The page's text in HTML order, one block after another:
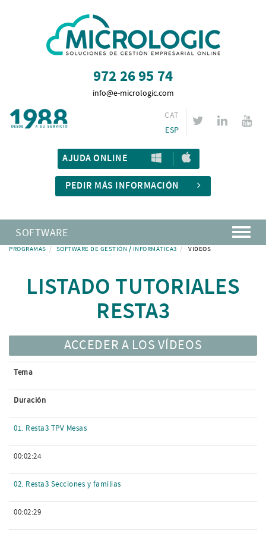
972 26 95 74
info@e-micrologic.com
CAT
ESP
AJUDA ONLINE
PEDIR MÁS INFORMACIÓN
SOFTWARE
PROGRAMAS SOFTWARE DE GESTIÓN / INFORMÁTICA3 VIDEOS
LISTADO TUTORIALES
RESTA3
ACCEDER A LOS VÍDEOS
Tema
Duración
01. Resta3 TPV Mesas
00:02:24
02. Resta3 Secciones y familias
00:02:29